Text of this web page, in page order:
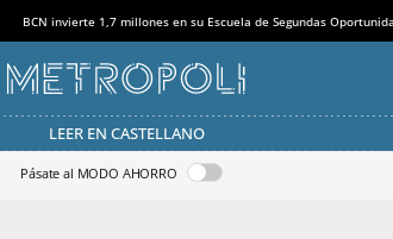
BCN invierte 1,7 millones en su Escuela de Segundas
LEER EN CASTELLANO
Pásate al MODO AHORRO